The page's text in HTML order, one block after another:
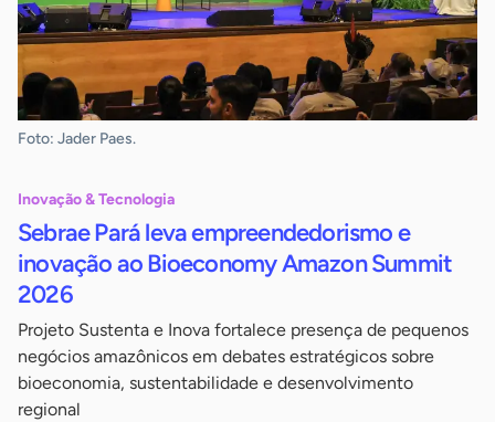
Foto: Jader Paes.
Inovação & Tecnologia
Sebrae Pará leva empreendedorismo e
inovação ao Bioeconomy Amazon Summit
2026
Projeto Sustenta e Inova fortalece presença de pequenos
negócios amazônicos em debates estratégicos sobre
bioeconomia, sustentabilidade e desenvolvimento
regional